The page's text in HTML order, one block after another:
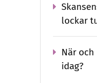
lockar
När
idag?